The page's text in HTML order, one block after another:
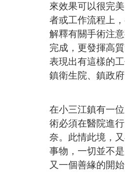
來效果可以很完
者或工作流程上
解釋有關手術注
完成，更發揮高
表現出有這樣的
鎮衛生院、鎮政
在小三江鎮有一
術必須在醫院進
奈。此情此境，
事物，一切並不
又一個善緣的開